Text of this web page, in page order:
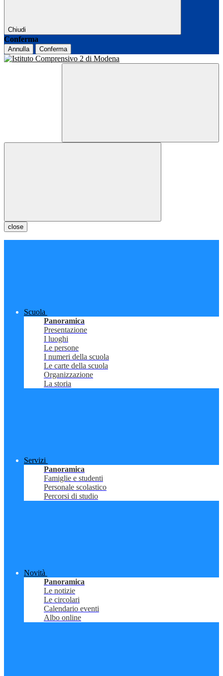
Chiudi
Conferma
Annulla Conferma
close
Scuola
Panoramica
Presentazione
I luoghi
Le persone
I numeri della scuola
Le carte della scuola
Organizzazione
La storia
Servizi
Panoramica
Famiglie e studenti
Personale scolastico
Percorsi di studio
Novità
Panoramica
Le notizie
Le circolari
Calendario eventi
Albo online